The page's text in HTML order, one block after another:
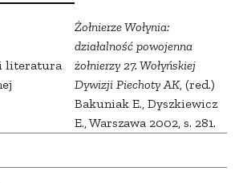
i literatura
Żołnierze Wołynia:
działalność powojenna
żołnierzy 27. Wołyńskiej
Dywizji Piechoty AK, (red.)
Bakuniak E., Dyszkiewicz
E., Warszawa 2002, s. 281.